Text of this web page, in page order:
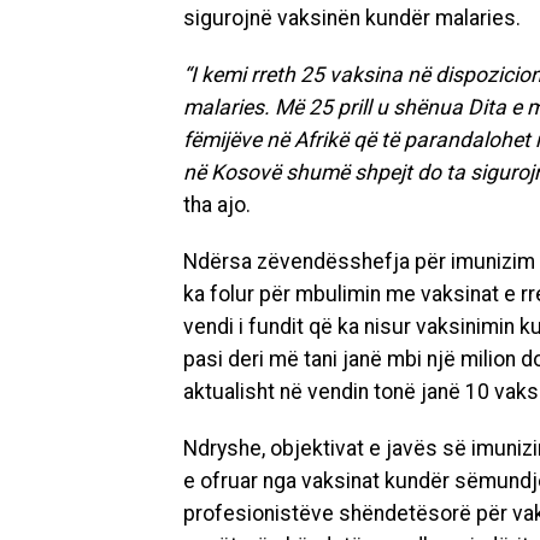
sigurojnë vaksinën kundër malaries.
“I kemi rreth 25 vaksina në
malaries. Më 25 prill u shënua Dita e
fëmijëve në Afrikë që të
në Kosovë shumë shpejt do ta
tha ajo.
Ndërsa zëvendësshefja për imunizim
ka folur për mbulimin me vaksinat e
vendi i fundit që ka nisur vaksinimin
pasi deri më tani janë mbi një milion
aktualisht në vendin tonë janë 10
Ndryshe, objektivat e javës së
e ofruar nga vaksinat kundër
profesionistëve shëndetësorë për